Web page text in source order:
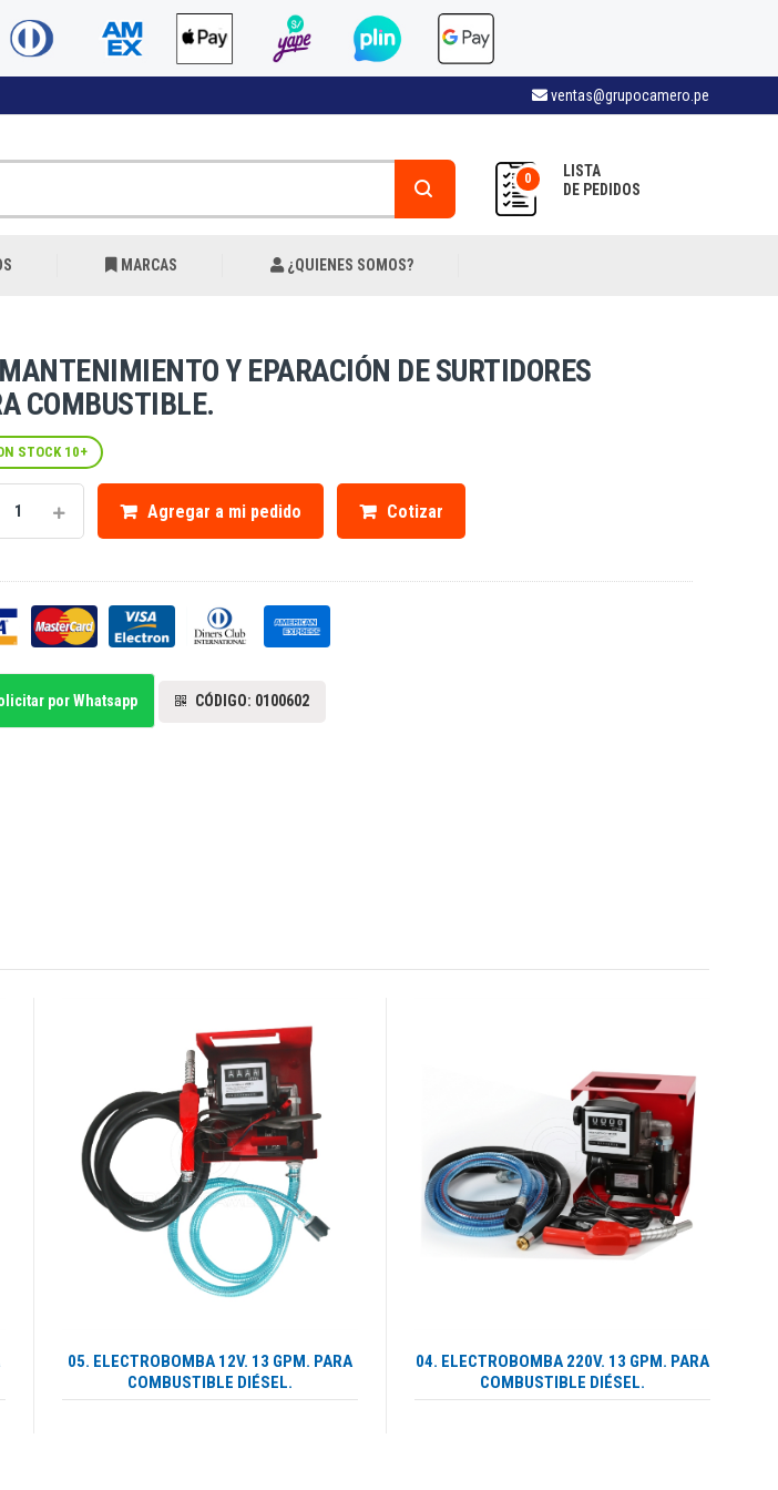
ventas@grupocamero.pe
LISTA
DE PEDIDOS
0
MARCAS ¿QUIENES SOMOS?
Y EPARACIÓN DE SURTIDORES
COMBUSTIBLE.
STOCK 10+
Agregar a mi pedido Cotizar
Solicitar por Whatsapp CÓDIGO: 0100602
05. ELECTROBOMBA 12V. 13 GPM. PARA
COMBUSTIBLE DIÉSEL.
04. ELECTROBOMBA 220V. 13 GPM. PARA
COMBUSTIBLE DIÉSEL.